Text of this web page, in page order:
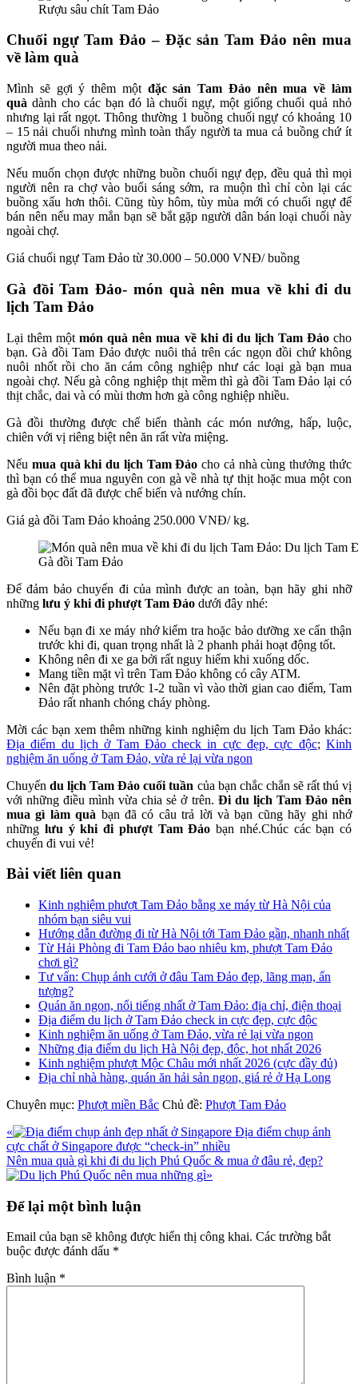
Rượu sâu chít Tam Đảo
Chuối ngự Tam Đảo – Đặc sản Tam Đảo nên mua
về làm quà
Mình sẽ gợi ý thêm một đặc sản Tam Đảo nên mua về làm
quà dành cho các bạn đó là chuối ngự, một giống chuối quả nhỏ
nhưng lại rất ngọt. Thông thường 1 buồng chuối ngự có khoảng 10
– 15 nải chuối nhưng mình toàn thấy người ta mua cả buồng chứ ít
người mua theo nải.
Nếu muốn chọn được những buồn chuối ngự đẹp, đều quả thì mọi
người nên ra chợ vào buổi sáng sớm, ra muộn thì chỉ còn lại các
buồng xấu hơn thôi. Cũng tùy hôm, tùy mùa mới có chuối ngự để
bán nên nếu may mắn bạn sẽ bắt gặp người dân bán loại chuối này
ngoài chợ.
Giá chuối ngự Tam Đảo từ 30.000 – 50.000 VNĐ/ buồng
Gà đồi Tam Đảo- món quà nên mua về khi đi du
lịch Tam Đảo
Lại thêm mộtmón quà nên mua về khi đi du lịch Tam Đảocho
bạn. Gà đồi Tam Đảo được nuôi thả trên các ngọn đồi chứ không
nuôi nhốt rồi cho ăn cám công nghiệp như các loại gà bạn mua
ngoài chợ. Nếu gà công nghiệp thịt mềm thì gà đồi Tam Đảo lại có
thịt chắc, dai và có mùi thơm hơn gà công nghiệp nhiều.
Gà đồi thường được chế biến thành các món nướng, hấp, luộc,
chiên với vị riêng biệt nên ăn rất vừa miệng.
Nếu mua quà khi du lịch Tam Đảo cho cả nhà cùng thưởng thức
thì bạn có thể mua nguyên con gà về nhà tự thịt hoặc mua một con
gà đồi bọc đất đã được chế biến và nướng chín.
Giá gà đồi Tam Đảo khoảng 250.000 VNĐ/ kg.
Gà đồi Tam Đảo
Để đảm bảo chuyến đi của mình được an toàn, bạn hãy ghi nhỡ
những lưu ý khi đi phượt Tam Đảo dưới đây nhé:
Nếu bạn đi xe máy nhớ kiểm tra hoặc bảo dưỡng xe cẩn thận
trước khi đi, quan trọng nhất là 2 phanh phải hoạt động tốt.
Không nên đi xe ga bởi rất nguy hiểm khi xuống dốc.
Mang tiền mặt vì trên Tam Đảo không có cây ATM.
Nên đặt phòng trước 1-2 tuần vì vào thời gian cao điểm, Tam
Đảo rất nhanh chóng cháy phòng.
Mời các bạn xem thêm những kinh nghiệm du lịch Tam Đảo khác:
Địa điểm du lịch ở Tam Đảo check in cực đẹp, cực độc;Kinh
nghiệm ăn uống ở Tam Đảo, vừa rẻ lại vừa ngon
Chuyếndu lịch Tam Đảo cuối tuần của bạn chắc chắn sẽ rất thú vị
với những điều mình vừa chia sẻ ở trên. Đi du lịch Tam Đảo nên
mua gì làm quà bạn đã có câu trả lời và bạn cũng hãy ghi nhớ
những lưu ý khi đi phượt Tam Đảo bạn nhé.Chúc các bạn có
chuyến đi vui vẻ!
Bài viết liên quan
Kinh nghiệm phượt Tam Đảo bằng xe máy từ Hà Nội của
nhóm bạn siêu vui
Hướng dẫn đường đi từ Hà Nội tới Tam Đảo gần, nhanh nhất
Từ Hải Phòng đi Tam Đảo bao nhiêu km, phượt Tam Đảo
chơi gì?
Tư vấn: Chụp ảnh cưới ở đâu Tam Đảo đẹp, lãng mạn, ấn
tượng?
Quán ăn ngon, nổi tiếng nhất ở Tam Đảo: địa chỉ, điện thoại
Địa điểm du lịch ở Tam Đảo check in cực đẹp, cực độc
Kinh nghiệm ăn uống ở Tam Đảo, vừa rẻ lại vừa ngon
Những địa điểm du lịch Hà Nội đẹp, độc, hot nhất 2026
Kinh nghiệm phượt Mộc Châu mới nhất 2026 (cực đầy đủ)
Địa chỉ nhà hàng, quán ăn hải sản ngon, giá rẻ ở Hạ Long
Chuyên mục: Phượt miền Bắc Chủ đề: Phượt Tam Đảo
Bài
viết
trước
«
Địa điểm chụp ảnh
cực chất ở Singapore được “check-in” nhiều
Bài
viết
Nên mua quà gì khi đi du lịch Phú Quốc & mua ở đâu rẻ, đẹp?
»
Interactions
Để lại một bình luận
Email của bạn sẽ không được hiển thị công khai. Các trường bắt
buộc được đánh dấu *
Bình luận *